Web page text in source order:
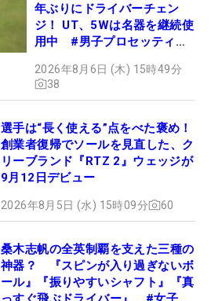
年ぶりにドライバーチェン
ジ！ UT、5Wは名器を継続使
用中 #男子プロセッティン
2026年8月6日 (木) 15時49分
38
選手は“長く使える”点をべた褒め！
創業者復帰でソールを見直した、ク
リーブランド『RTZ 2』ウェッジが
9月12日デビュー
2026年8月5日 (水) 15時09分 60
桑木志帆の全英制覇を支えた三種の
神器？ 『スピンが入り過ぎないボ
ール』『振りやすいシャフト』『真